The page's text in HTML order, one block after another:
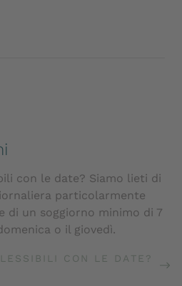
con le date? Siamo lieti di
particolarmente
di un soggiorno minimo di 7
o il giovedì.
CON LE DATE?